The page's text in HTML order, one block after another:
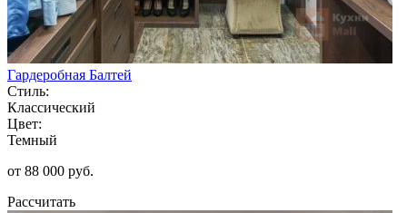
Гардеробная Балтей
Стиль:
Классический
Цвет:
Темный
от 88 000 руб.
Рассчитать